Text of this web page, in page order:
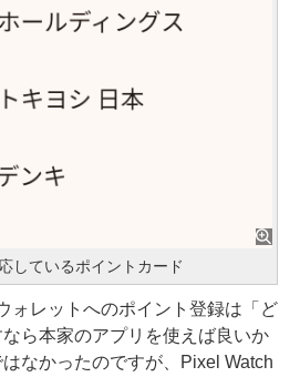
しているポイントカード
ォレットへのポイント登録は「ど
ら本家のアプリを使えば良いか
なかったのですが、Pixel Watch